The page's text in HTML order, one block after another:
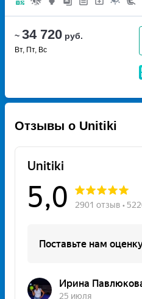
~ 34 720 руб.
Вт, Пт, Вс
Отзывы о Unitiki